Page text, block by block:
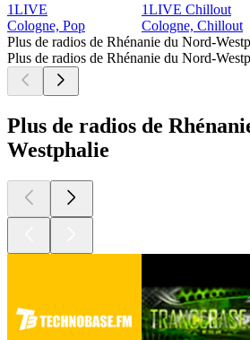
1LIVE
Cologne, Pop
1LIVE Chillout
Cologne, Chillout
Plus de radios de Rhénanie du Nord-
Plus de radios de Rhénanie du Nord-
Plus de radios de
Westphalie